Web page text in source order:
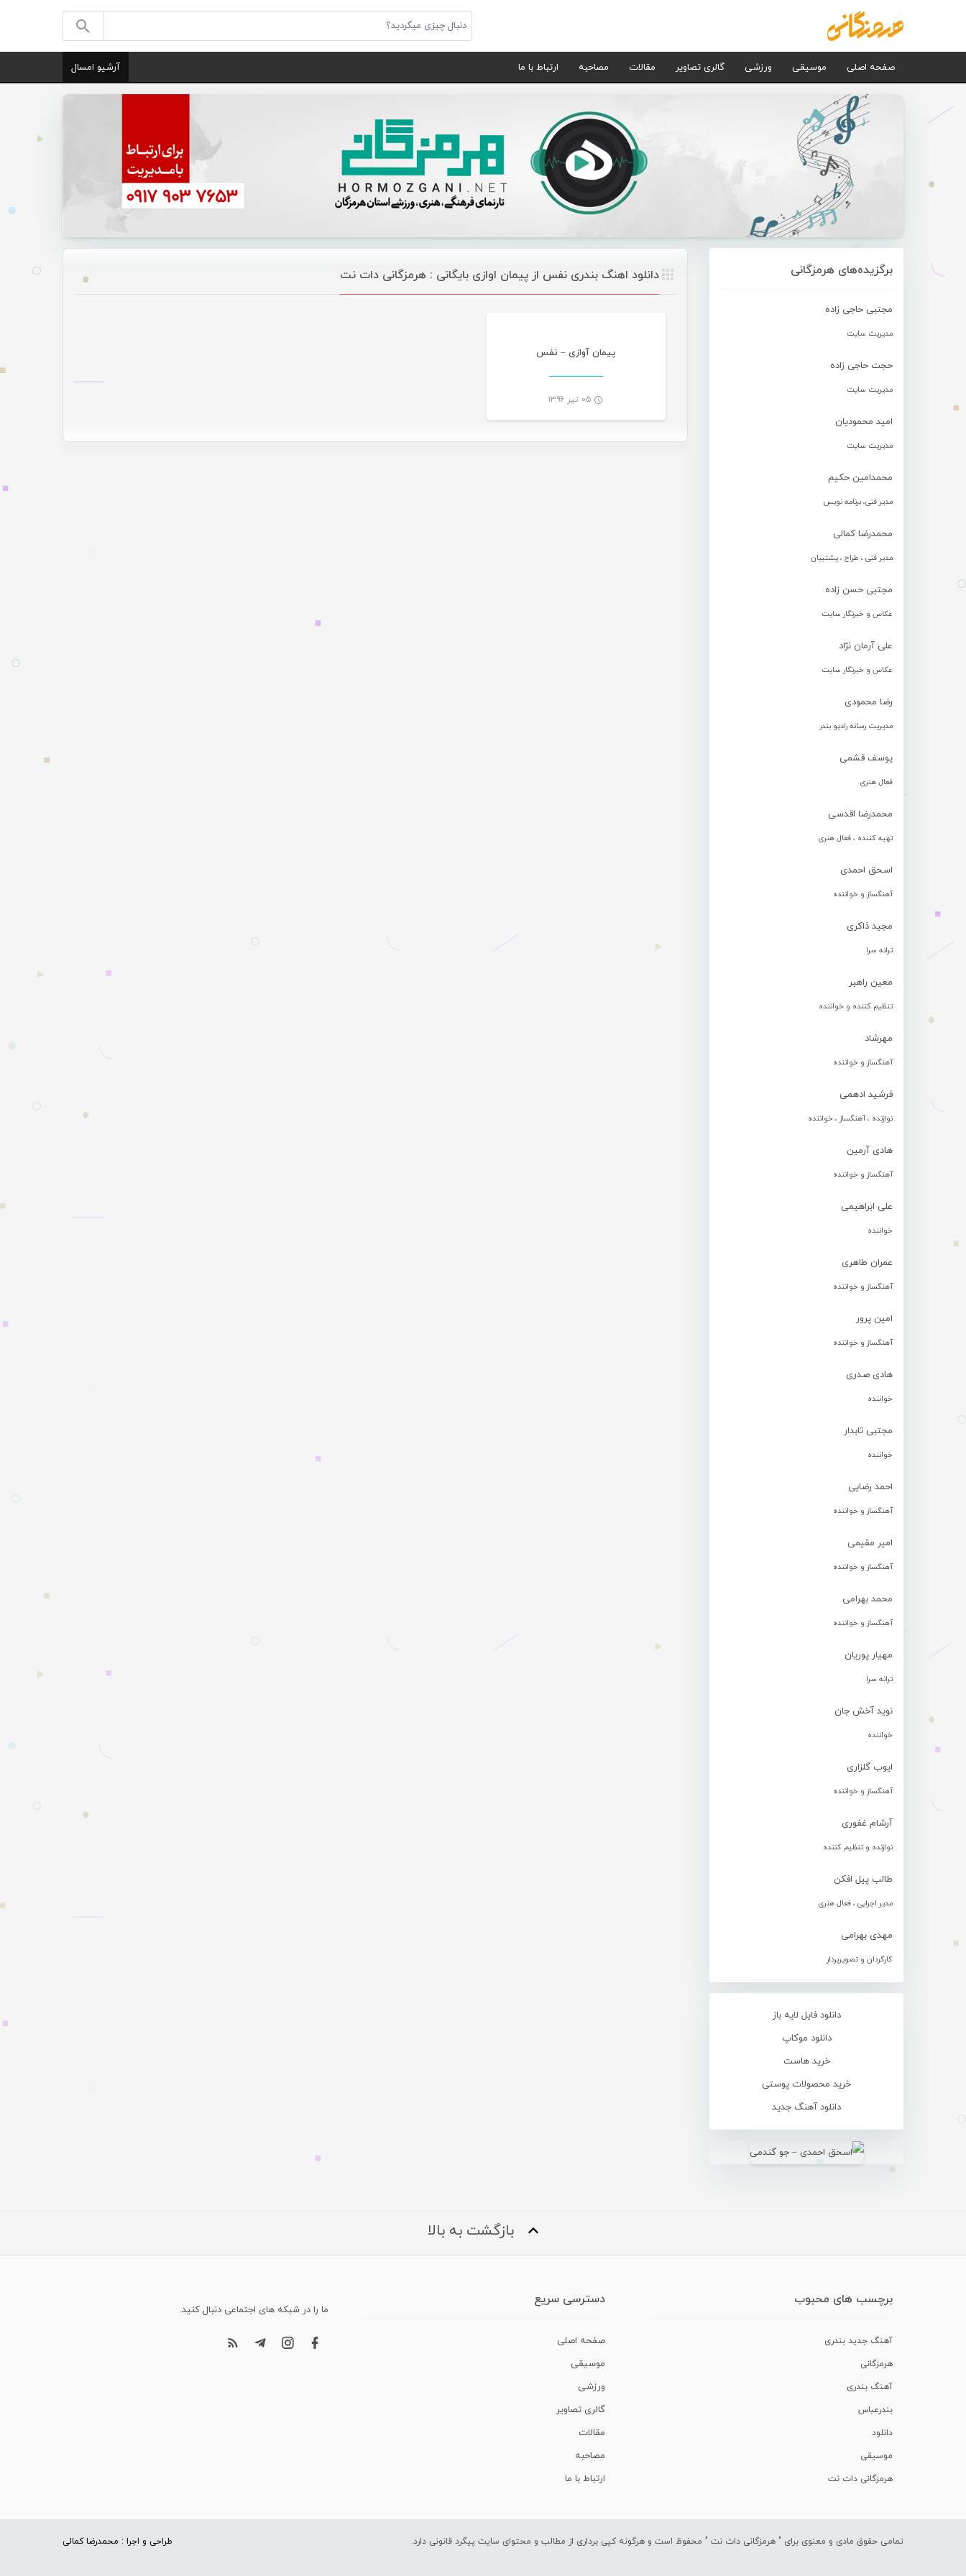
صفحه اصلی موسیقی ورزشی گالری تصاویر مقالات مصاحبه ارتباط با ما آرشیو امسال
برگزیده‌های هرمزگانی
مجتبی حاجی زاده
مدیریت سایت
حجت حاجی زاده
مدیریت سایت
امید محمودیان
مدیریت سایت
محمدامین حکیم
مدیر فنی، برنامه نویس
محمدرضا کمالی
مدیر فنی ، طراح ، پشتیبان
مجتبی حسن زاده
عکاس و خبرنگار سایت
علی آرمان نژاد
عکاس و خبرنگار سایت
رضا محمودی
مدیریت رسانه رادیو بندر
یوسف قشمی
فعال هنری
محمدرضا اقدسی
تهیه کننده ، فعال هنری
اسحق احمدی
آهنگساز و خواننده
مجید ذاکری
ترانه سرا
معین راهبر
تنظیم کننده و خواننده
مهرشاد
آهنگساز و خواننده
فرشید ادهمی
نوازنده ، آهنگساز ، خواننده
هادی آرمین
آهنگساز و خواننده
علی ابراهیمی
خواننده
عمران طاهری
آهنگساز و خواننده
امین پرور
آهنگساز و خواننده
هادی صدری
خواننده
مجتبی تابدار
خواننده
احمد رضایی
آهنگساز و خواننده
امیر مقیمی
آهنگساز و خواننده
محمد بهرامی
آهنگساز و خواننده
مهیار پوریان
ترانه سرا
نوید آخش جان
خواننده
ایوب گلزاری
آهنگساز و خواننده
آرشام غفوری
نوازنده و تنظیم کننده
طالب پیل افکن
مدیر اجرایی ، فعال هنری
مهدی بهرامی
کارگردان و تصویربردار
دانلود فایل لایه باز
دانلود موکاپ
خرید هاست
خرید محصولات پوستی
دانلود آهنگ جدید
دانلود اهنگ بندری نفس از پیمان اوازی بایگانی : هرمزگانی دات نت
موسیقی
پیمان آوازی – نفس
۰۵ تیر ۱۳۹۶
بازگشت به بالا
برچسب های محبوب
آهنگ جدید بندری
هرمزگانی
آهنگ بندری
بندرعباس
دانلود
موسیقی
هرمزگانی دات نت
دسترسی سریع
صفحه اصلی
موسیقی
ورزشی
گالری تصاویر
مقالات
مصاحبه
ارتباط با ما
ما را در شبکه های اجتماعی دنبال کنید.
تمامی حقوق مادی و معنوی برای " هرمزگانی دات نت " محفوظ است و هرگونه کپی برداری از مطالب و محتوای سایت پیگرد قانونی دارد. طراحی و اجرا : محمدرضا کمالی